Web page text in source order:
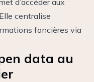
d’accéder aux
centralise
foncières via
data au